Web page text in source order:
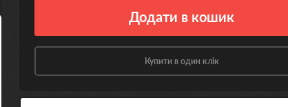
Додати в кошик
Купити в один клік